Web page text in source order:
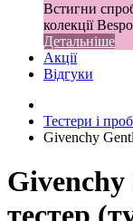
Встигни
колекції
Детальніше
Акції
Відгуки
Тестери і
Givenchy
Givenchy